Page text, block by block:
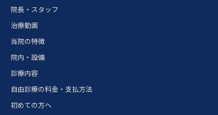
院長・スタッフ
治療動画
当院の特徴
院内・設備
診療内容
自由診療の料金・支払方法
初めての方へ